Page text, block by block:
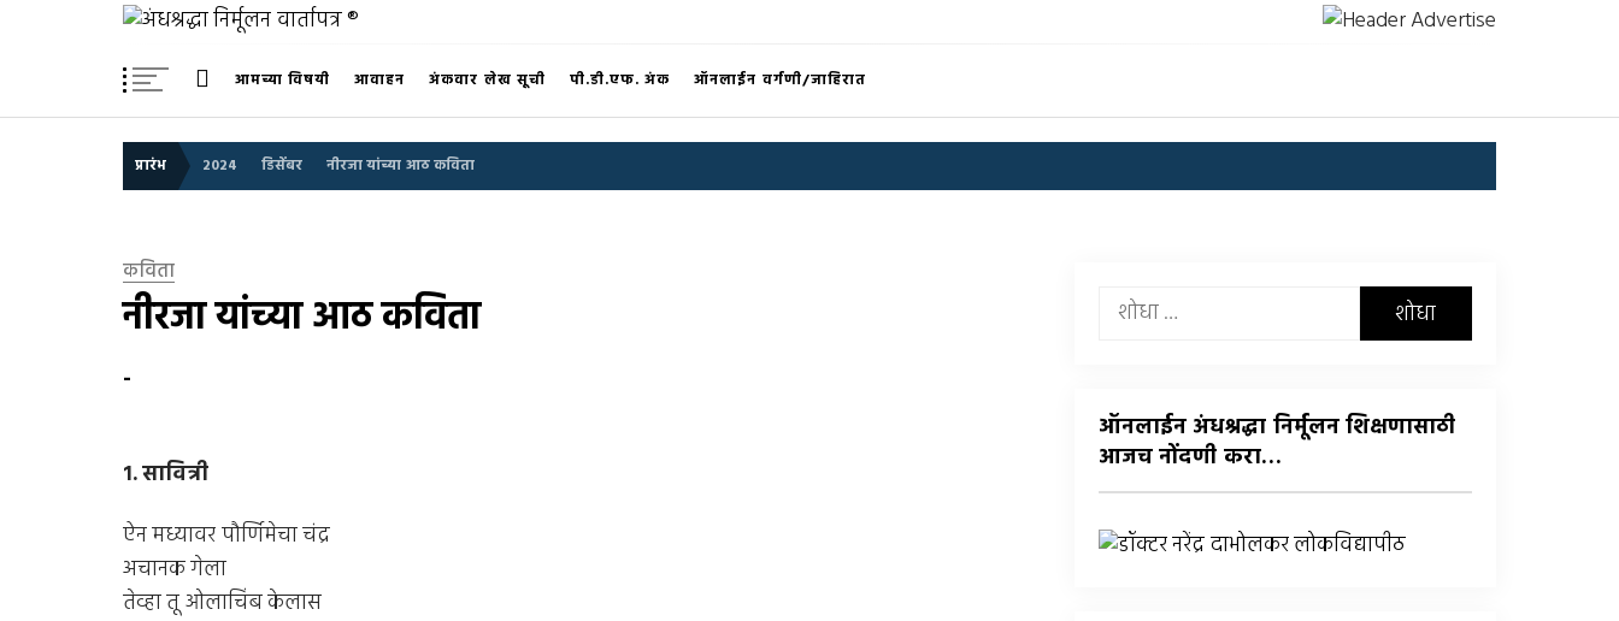
अंधश्रद्धा निर्मूलन वार्तापत्र ®
आमच्या विषयी आवाहन अंकवार लेख सूची पी.डी.एफ. अंक ऑनलाईन वर्गणी/जाहिरात
प्रारंभ 2024 डिसेंबर नीरजा यांच्या आठ कविता
कविता
नीरजा यांच्या आठ कविता
-
१.सावित्री
ऐन मध्यावर पौर्णिमेचा चंद्र
अचानक गेला
तेव्हा तू ओलाचिंब केलास
यांचा
ऑनलाईन अंधश्रद्धा निर्मूलन शिक्षणासाठी
आजच नोंदणी करा…